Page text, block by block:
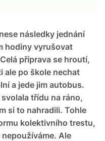
následky jednání
hodiny vyrušovat
příprava se hroutí,
ale po škole nechat
a jede jim autobus.
třídu na ráno,
si to nahradili. Tohle
kolektivního trestu,
Ale